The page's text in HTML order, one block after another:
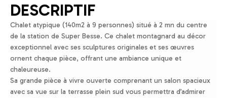
DESCRIPTIF
Chalet atypique (140m2 à 9 personnes) situé à 2 mn du centre
de la station de Super Besse. Ce chalet montagnard au décor
exceptionnel avec ses sculptures originales et ses œuvres
ornent chaque pièce, offrant une ambiance unique et
chaleureuse.
Sa grande pièce à vivre ouverte comprenant un salon spacieux
avec sa vue sur la terrasse plein sud vous permettra d’admirer